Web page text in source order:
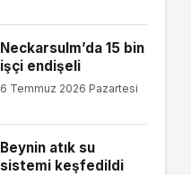
Neckarsulm’da 15 bin
işçi endişeli
6 Temmuz 2026 Pazartesi
Beynin atık su
sistemi keşfedildi